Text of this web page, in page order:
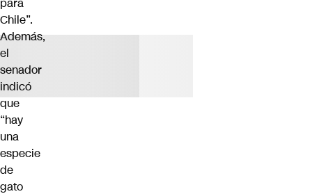
para
Chile”.
Además,
el
senador
indicó
que
“hay
una
especie
de
gato